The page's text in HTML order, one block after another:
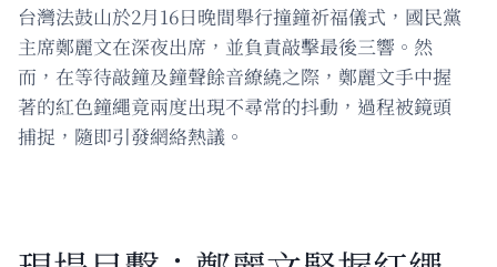
台灣法鼓山於2月16日晚間舉行撞鐘祈福儀式，國民黨
主席鄭麗文在深夜出席，並負責敲擊最後三響。然
而，在等待敲鐘及鐘聲餘音繚繞之際，鄭麗文手中握
著的紅色鐘繩竟兩度出現不尋常的抖動，過程被鏡頭
捕捉，隨即引發網絡熱議。